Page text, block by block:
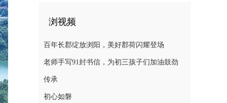
浏视频
百年长郡绽放浏阳，美好郡荷闪耀登场
老师手写91封书信，为初三孩子们加油鼓劲
传承
初心如磐